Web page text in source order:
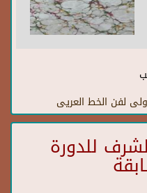
لفن الخط العريى
للدورة